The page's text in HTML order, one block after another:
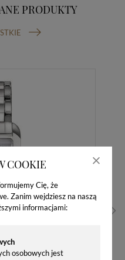
COOKIE
Cię, że
Zanim wejdziesz na naszą
informacjami:
osobowych jest
PRODUKTY